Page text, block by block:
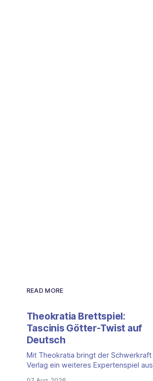
READ MORE
Theokratia Brettspiel:
Tascinis Götter-Twist auf
Deutsch
Mit Theokratia bringt der Schwerkraft
Verlag ein weiteres Expertenspiel aus